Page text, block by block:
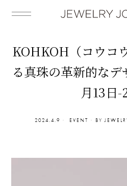
KOHKOH（コウコ
る真珠の革新的な
月13日-
2024.4.9 EVENT BY